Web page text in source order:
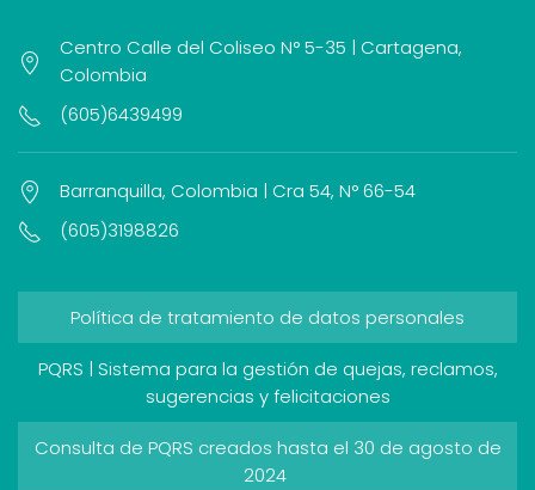
Centro Calle del Coliseo N° 5-35 | Cartagena,
Colombia
(605)6439499
Barranquilla, Colombia | Cra 54, N° 66-54
(605)3198826
Política de tratamiento de datos personales
PQRS | Sistema para la gestión de quejas, reclamos,
sugerencias y felicitaciones
Consulta de PQRS creados hasta el 30 de agosto de
2024